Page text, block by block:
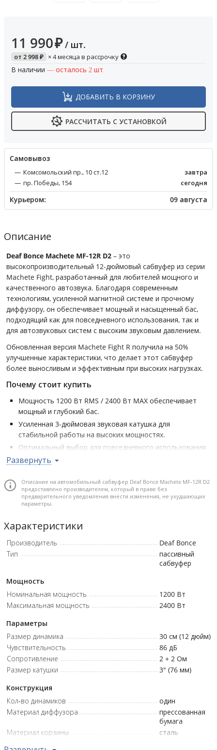
11 990₽ / шт.
от 2 998₽ × 4 месяца в рассрочку
В наличии — осталось 2 шт.
ДОБАВИТЬ В КОРЗИНУ
РАССЧИТАТЬ С УСТАНОВКОЙ
Cамовывоз
Комсомольский пр., 10 ст.12
завтра
пр. Победы, 154
сегодня
Курьером: 09 августа
Описание
Deaf Bonce Machete MF-12R D2 – это
высокопроизводительный 12-дюймовый сабвуфер из серии
Machete Fight, разработанный для любителей мощного и
качественного автозвука. Благодаря современным
технологиям, усиленной магнитной системе и прочному
диффузору, он обеспечивает мощный и насыщенный бас,
подходящий как для повседневного использования, так и
для автозвуковых систем с высоким звуковым давлением.
Обновленная версия Machete Fight R получила на 50%
улучшенные характеристики, что делает этот сабвуфер
более выносливым и эффективным при высоких нагрузках.
Почему стоит купить
Мощность 1200 Вт RMS / 2400 Вт MAX обеспечивает
мощный и глубокий бас.
Усиленная 3-дюймовая звуковая катушка для
стабильной работы на высоких мощностях.
Оптимальный выбор для повседневного использования
и автозвуковых систем.
адаптировать систему под любые условия.
Прочная стальная корзина и прессованный бумажный
диффузор для долговечности.
звуковой катушки: 3,00 дюйм • Материал диффузора:
Прессованная бумага • Магнит: Феррит • Намотка:
Омедненный алюминий • Материал подвеса: Пена • Мощность
RMS: 1200 Вт • Мощность MAX: 2400 Вт • Корзина: Сталь •
• Vas: 24,80 л • Xmax: 15,00 мм • Монтажная глубина: 161,8 мм •
Монтажное отверстие: 282,0 мм
Развернуть
Описание на автомобильный сабвуфер Deaf Bonce Machete MF-12R D2
предоставлено производителем, который в праве без
предварительного уведомления внести изменения, не ухудшающих
параметры.
Характеристики
Производитель
Deaf Bonce
Тип
пассивный
сабвуфер
Мощность
Номинальная мощность
1200 Вт
Максимальная мощность
2400 Вт
Параметры
Размер динамика
30 см (12 дюйм)
Чувствительность
86 дБ
Сопротивление
2 + 2 Ом
Размер катушки
3" (76 мм)
Конструкция
Кол-во динамиков
один
Материал диффузора
прессованная
бумага
Материал корзины
сталь